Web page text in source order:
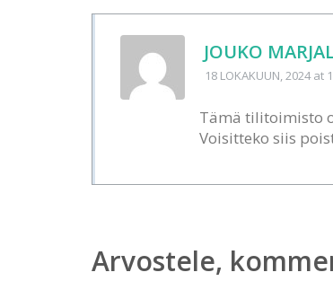
JOUKO
18 LOKAKUUN, 2024at
Tämä tilitoimisto
Voisitteko siis
Arvostele,